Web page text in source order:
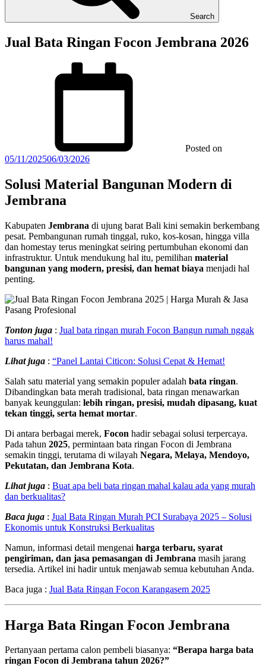
Search
Jual Bata Ringan Focon Jembrana 2026
Posted on
05/11/202506/03/2026
Solusi Material Bangunan Modern di
Jembrana
Kabupaten Jembrana di ujung barat Bali kini semakin berkembang
pesat. Pembangunan rumah tinggal, ruko, kos-kosan, hingga villa
dan homestay terus meningkat seiring pertumbuhan ekonomi dan
infrastruktur. Untuk mendukung hal itu, pemilihan material
bangunan yang modern, presisi, dan hemat biaya menjadi hal
penting.
Tonton juga : Jual bata ringan murah Focon Bangun rumah nggak
harus mahal!
Lihat juga : “Panel Lantai Citicon: Solusi Cepat & Hemat!
Salah satu material yang semakin populer adalah bata ringan.
Dibandingkan bata merah tradisional, bata ringan menawarkan
banyak keunggulan: lebih ringan, presisi, mudah dipasang, kuat
tekan tinggi, serta hemat mortar.
Di antara berbagai merek, Focon hadir sebagai solusi terpercaya.
Pada tahun 2025, permintaan bata ringan Focon di Jembrana
semakin tinggi, terutama di wilayah Negara, Melaya, Mendoyo,
Pekutatan, dan Jembrana Kota.
Lihat juga : Buat apa beli bata ringan mahal kalau ada yang murah
dan berkualitas?
Baca juga : Jual Bata Ringan Murah PCI Surabaya 2025 – Solusi
Ekonomis untuk Konstruksi Berkualitas
Namun, informasi detail mengenai harga terbaru, syarat
pengiriman, dan jasa pemasangan di Jembrana masih jarang
tersedia. Artikel ini hadir untuk menjawab semua kebutuhan Anda.
Baca juga : Jual Bata Ringan Focon Karangasem 2025
Harga Bata Ringan Focon Jembrana
Pertanyaan pertama calon pembeli biasanya: “Berapa harga bata
ringan Focon di Jembrana tahun 2026?”